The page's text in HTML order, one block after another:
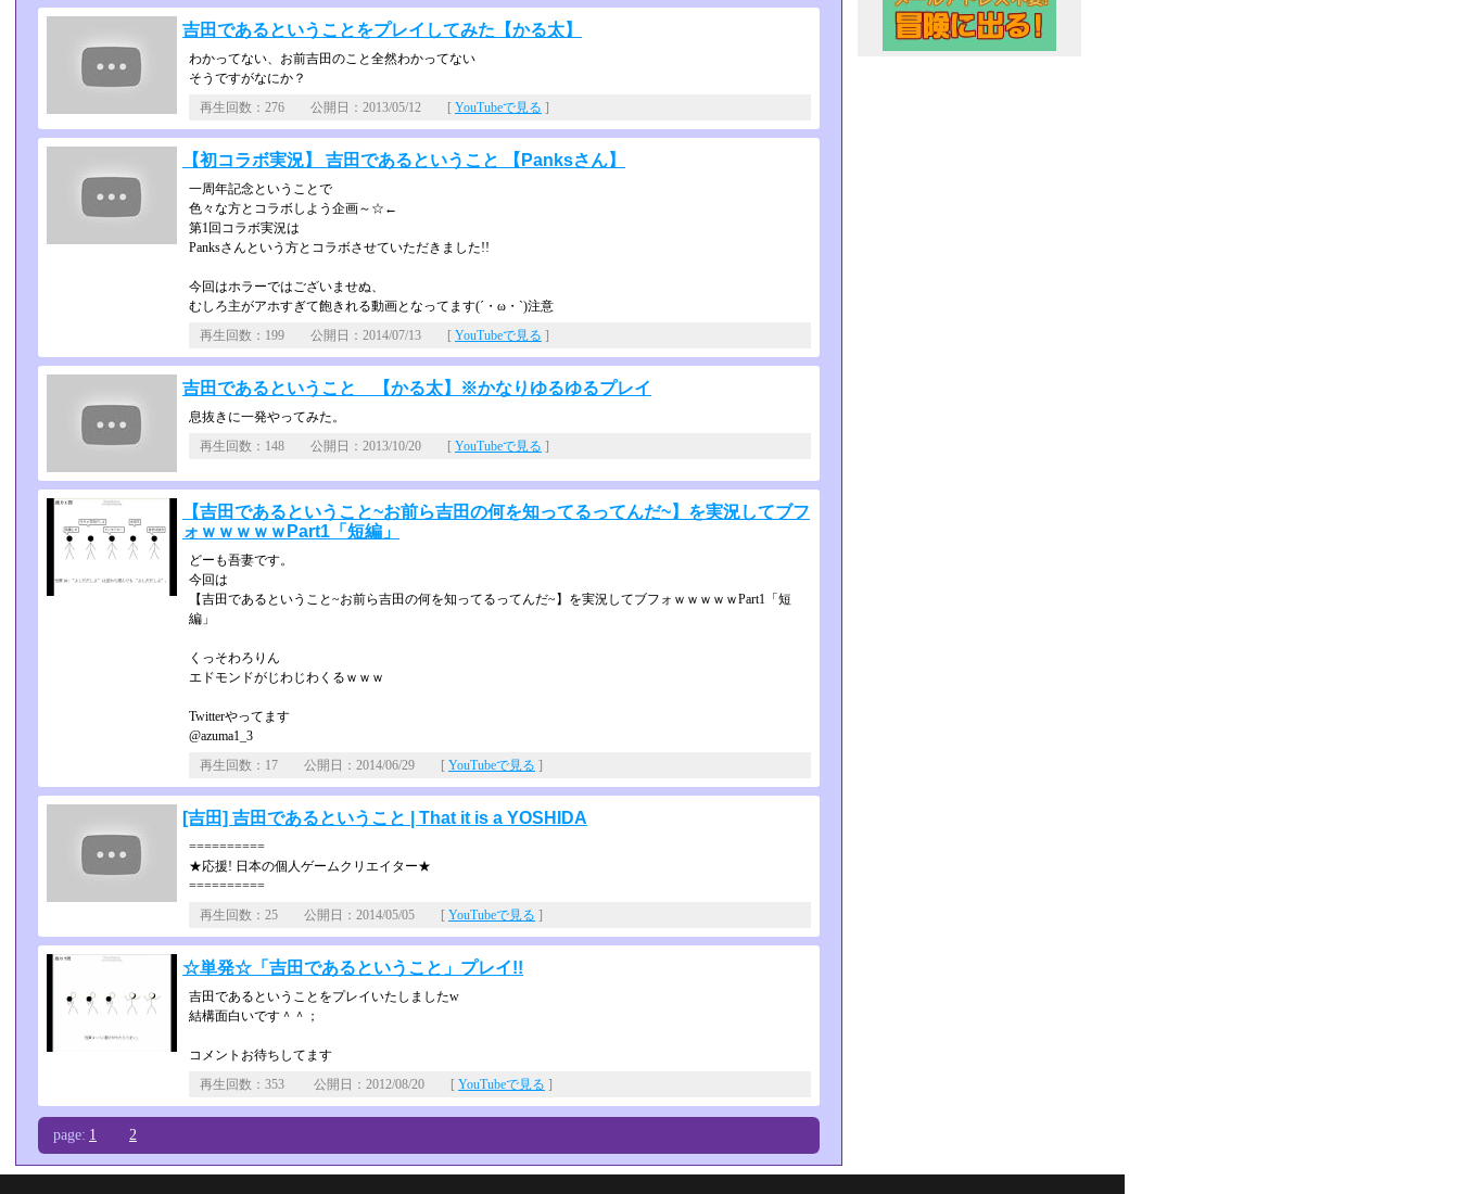
吉田であるということをプレイしてみた【かる太】
わかってない、お前吉田のこと全然わかってない
そうですがなにか？
再生回数：276 公開日：2013/05/12 [ YouTubeで見る ]
【初コラボ実況】 吉田であるということ 【Panksさん】
一周年記念ということで
色々な方とコラボしよう企画～☆←
第1回コラボ実況は
Panksさんという方とコラボさせていただきました!!
今回はホラーではございませぬ、
むしろ主がアホすぎて飽きれる動画となってます(´・ω・`)注意
再生回数：199 公開日：2014/07/13 [ YouTubeで見る ]
吉田であるということ 【かる太】※かなりゆるゆるプレイ
息抜きに一発やってみた。
再生回数：148 公開日：2013/10/20 [ YouTubeで見る ]
【吉田であるということ~お前ら吉田の何を知ってるってんだ~】を実況してブフ
ォｗｗｗｗｗPart1「短編」
どーも吾妻です。
今回は
【吉田であるということ~お前ら吉田の何を知ってるってんだ~】を実況してブフォｗｗ­ｗｗｗPart1「短
編」
くっそわろりん
エドモンドがじわじわくるｗｗｗ
Twitterやってます
@azuma1_3
再生回数：17 公開日：2014/06/29 [ YouTubeで見る ]
[吉田] 吉田であるということ | That it is a YOSHIDA
==========
★応援! 日本の個人ゲームクリエイター★
==========
再生回数：25 公開日：2014/05/05 [ YouTubeで見る ]
☆単発☆「吉田であるということ」プレイ!!
吉田であるということをプレイいたしましたw
結構面白いです＾＾；
コメントお待ちしてます
再生回数：353 公開日：2012/08/20 [ YouTubeで見る ]
page: 1 2